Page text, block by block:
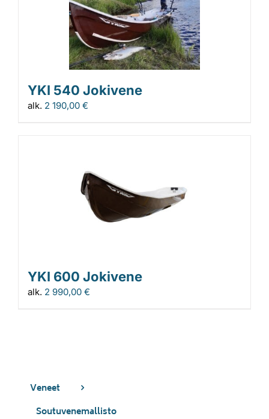
YKI 540 Jokivene
alk. 2 190,00 €
YKI 600 Jokivene
alk. 2 990,00 €
Veneet
Soutuvenemallisto